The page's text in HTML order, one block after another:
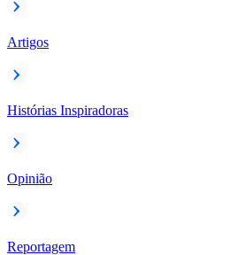
Artigos
Histórias Inspiradoras
Opinião
Reportagem